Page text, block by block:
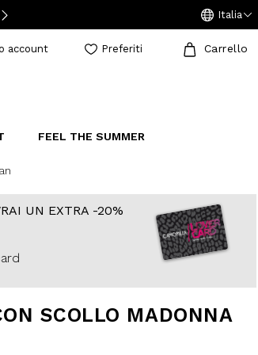
Italia
account Preferiti Carrello
FEEL THE SUMMER
UN EXTRA -20%
SCOLLO MADONNA